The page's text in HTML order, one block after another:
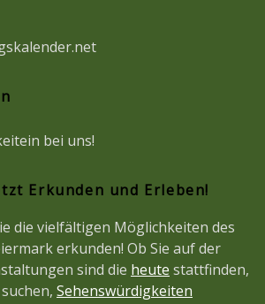
bei uns!
Erkunden und Erleben!
die vielfältigen Möglichkeiten des
erkunden! Ob Sie auf der
sind die heute stattfinden,
suchen, Sehenswürdigkeiten